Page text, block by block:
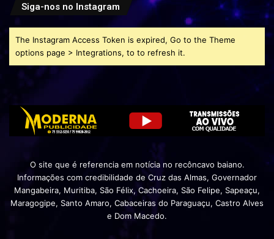
Siga-nos no Instagram
The Instagram Access Token is expired, Go to the Theme
options page > Integrations, to to refresh it.
O site que é referencia em notícia no recôncavo baiano.
Informações com credibilidade de Cruz das Almas, Governador
Mangabeira, Muritiba, São Félix, Cachoeira, São Felipe, Sapeaçu,
Maragogipe, Santo Amaro, Cabaceiras do Paraguaçu, Castro Alves
e Dom Macedo.